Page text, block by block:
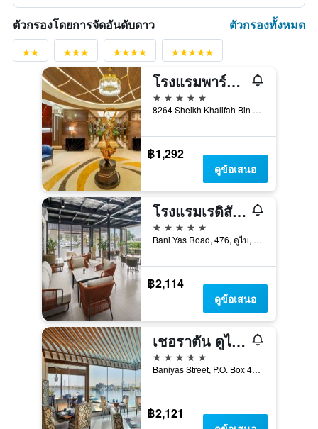
ตัวกรองโดยการจัดอันดับดาว ตัวกรองทั้งหมด
โรงแรมพาร์ค รีจิส คริส คิน ดูไบ
5 ดาว
8264 Sheikh Khalifah Bin Zayed ST. Opp Burjuman Centre Dubai City, ดูไบ, สหรัฐอาหรับเอมิเรตส์
฿1,292
ดูข้อเสนอ
โรงแรมเรดิสัน บลู ดูไบ เดียรา ครีก
5 ดาว
Bani Yas Road, 476, ดูไบ, สหรัฐอาหรับเอมิเรตส์
฿2,114
ดูข้อเสนอ
เชอราตัน ดูไบ ครีก โฮเทล แอนด์ ทาวเวอร์ส
5 ดาว
Baniyas Street, P.O. Box 4250, ดูไบ, สหรัฐอาหรับเอมิเรตส์
฿2,121